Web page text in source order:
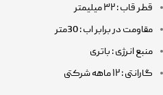
قطر قاب : ۳۲ میلیمتر
مقاومت در برابر اب : 30متر
منبع انرژی : باتری
گارانتی : ۱۲ ماهه شرکتی